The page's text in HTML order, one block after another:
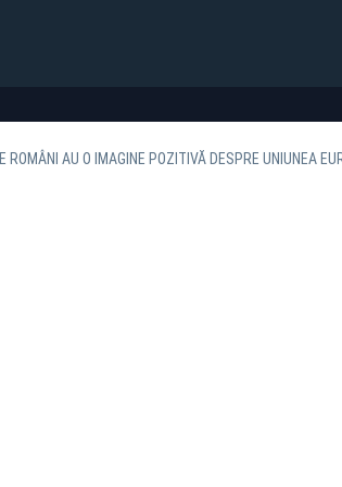
ROMÂNI AU O IMAGINE POZITIVĂ DESPRE UNIUNEA